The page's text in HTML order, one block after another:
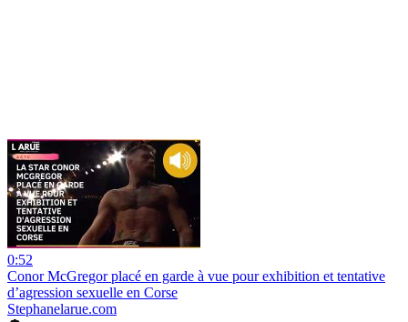
0:52
Conor McGregor placé en garde à vue pour exhibition et tentative
d’agression sexuelle en Corse
Stephanelarue.com